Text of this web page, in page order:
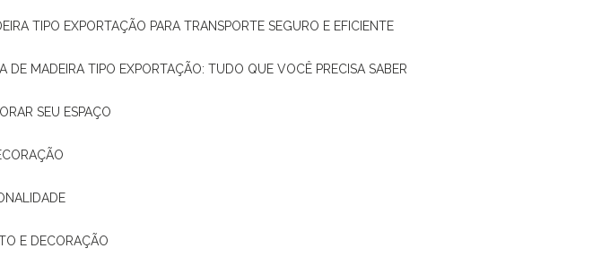
TIPO EXPORTAÇÃO PARA TRANSPORTE SEGURO E EFICIENTE
DE MADEIRA TIPO EXPORTAÇÃO: TUDO QUE VOCÊ PRECISA SABER
SEU ESPAÇO
E DECORAÇÃO